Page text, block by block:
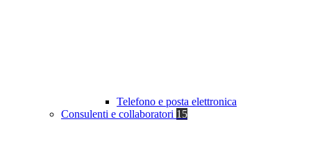
Telefono e posta elettronica
Consulenti e collaboratori 15